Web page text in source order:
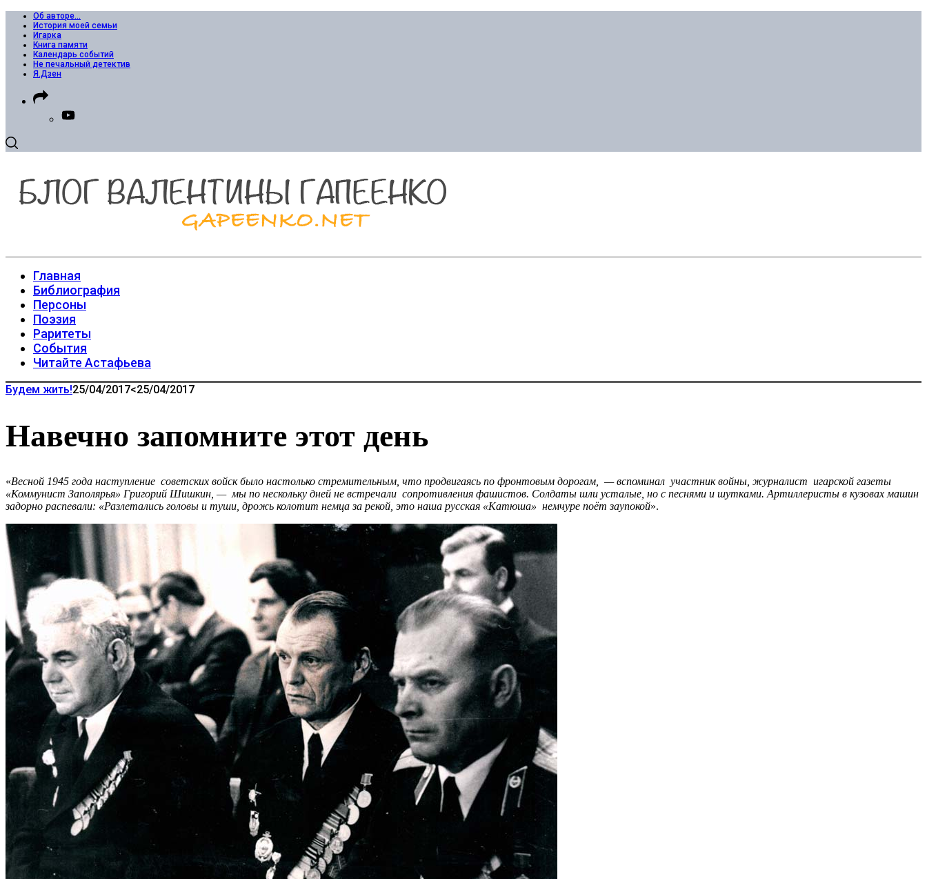
Об авторе…
История моей семьи
Игарка
Книга памяти
Календарь событий
Не печальный детектив
Я.Дзен
Главная
Библиография
Персоны
Поэзия
Раритеты
События
Читайте Астафьева
Будем жить!25/04/2017<25/04/2017
Навечно запомните этот день
«Весной 1945 года наступление советских войск было настолько стремительным, что продвигаясь по фронтовым дорогам, — вспоминал участник войны, журналист игарской газеты
«Коммунист Заполярья» Григорий Шишкин, — мы по нескольку дней не встречали сопротивления фашистов. Солдаты шли усталые, но с песнями и шутками. Артиллеристы в кузовах машин
задорно распевали: «Разлетались головы и туши, дрожь колотит немца за рекой, это наша русская «Катюша» немчуре поёт заупокой».